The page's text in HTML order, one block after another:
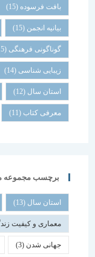
بافت فرسوده (15)
بیانیه انجمن(15)
گوناگونی فرهنگی (15)
زیبایی شناسی (14)
استان سال(12)
معرفی کتاب(11)
برچسب مجموعه مقالات
استان سال(13)
معماری و کیفیت زندگی(6)
جهانی شدن(3) فناوری